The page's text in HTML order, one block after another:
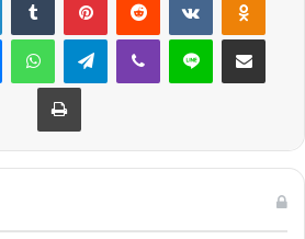
MessengerWhatsAppTelegramViber Line E-Posta ile
Yazdır